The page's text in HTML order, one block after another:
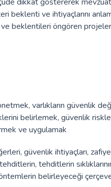
beklenti ve ihtiyaçlarını
beklentileri öngören
varlıkların güvenlik
belirlemek, güvenlik
ve uygulamak
güvenlik ihtiyaçları,
tehditlerin
belirleyeceği